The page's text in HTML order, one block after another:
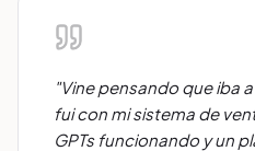
"Vine pensando que iba
fui con mi sistema de
GPTs funcionando y un